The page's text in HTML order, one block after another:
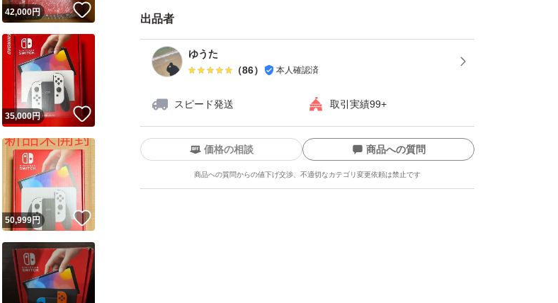
出品者
ゆうた
（86） 本人確認済
スピード発送 取引実績99+
ユーザーの実績について
基準を満たしたユーザーにバッジを付与しています
Yahoo!フリマの基準をクリアした安心・安全なユーザーです
価格の相談 商品への質問
商品への質問からの値下げ交渉、不適切なカテゴリ変更依頼は禁止です
この商品の情報をコピーします
ね！
42,000円
いね！
35,000円
いね！
50,999円